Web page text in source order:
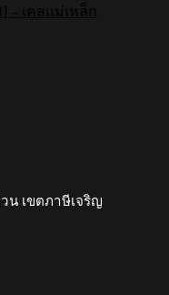
– เคสแม่เหล็ก
น เขตภาษีเจริญ